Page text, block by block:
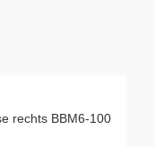
rechts BBM6-100